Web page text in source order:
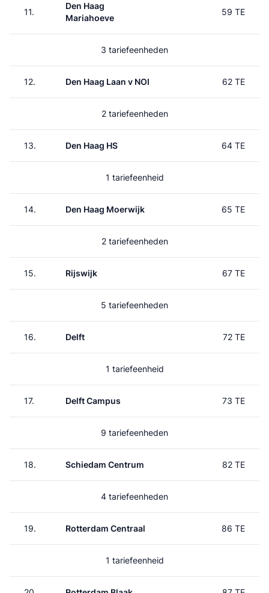
11.
Den Haag
Mariahoeve
59 TE
3 tariefeenheden
12. Den Haag Laan v NOI 62 TE
2 tariefeenheden
13. Den Haag HS 64 TE
1 tariefeenheid
14. Den Haag Moerwijk 65 TE
2 tariefeenheden
15. Rijswijk 67 TE
5 tariefeenheden
16. Delft 72 TE
1 tariefeenheid
17. Delft Campus 73 TE
9 tariefeenheden
18. Schiedam Centrum 82 TE
4 tariefeenheden
19. Rotterdam Centraal 86 TE
1 tariefeenheid